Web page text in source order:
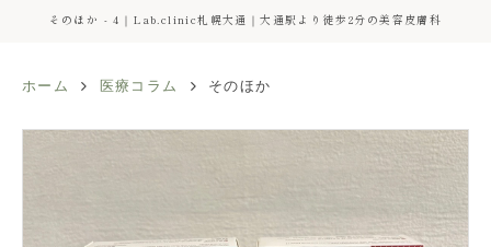
そのほか - 4｜Lab.clinic札幌大通｜大通駅より徒歩2分の美容皮膚科
ホーム 医療コラム そのほか